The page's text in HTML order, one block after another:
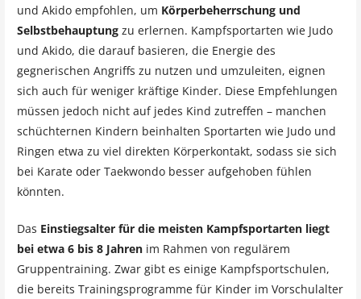
und Akido empfohlen, um Körperbeherrschung und
Selbstbehauptungzu erlernen. Kampfsportarten wie Judo
und Akido, die darauf basieren, die Energie des
gegnerischen Angriffs zu nutzen und umzuleiten, eignen
sich auch für weniger kräftige Kinder. Diese Empfehlungen
müssen jedoch nicht auf jedes Kind zutreffen – manchen
schüchternen Kindern beinhalten Sportarten wie Judo und
Ringen etwa zu viel direkten Körperkontakt, sodass sie sich
bei Karate oder Taekwondo besser aufgehoben fühlen
könnten.
Das Einstiegsalter für die meisten Kampfsportarten liegt
bei etwa 6 bis 8 Jahrenim Rahmen von regulärem
Gruppentraining. Zwar gibt es einige Kampfsportschulen,
die bereits Trainingsprogramme für Kinder im Vorschulalter